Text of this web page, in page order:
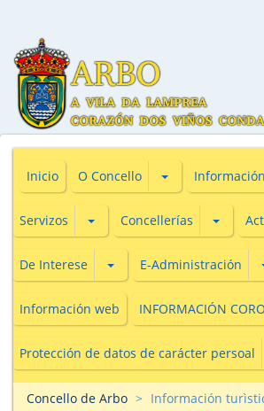
Inicio O Concello Subsecciones de
Servizos Subsecciones de Servizos
Concellerías
De Interese Subsecciones de De
E-Administración
Información web INFORMACIÓN
Protección de datos de carácter persoal
Concello de Arbo
Información